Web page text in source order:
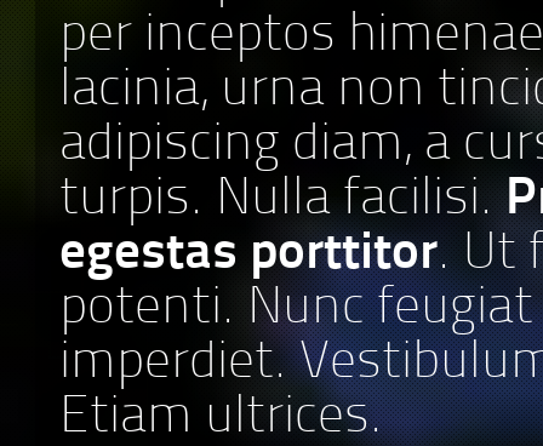
per inceptos
lacinia, urna non
adipiscing diam, a
turpis. Nulla facilisi.
egestas porttitor. Ut
potenti. Nunc
imperdiet.
Etiam ultrices.